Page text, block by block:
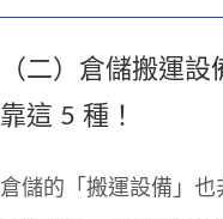
（二）倉儲搬運設
靠這 5 種！
倉儲的「搬運設備」